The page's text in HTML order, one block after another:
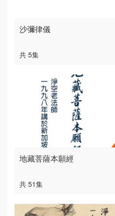
沙彌律儀
共 5集
地藏菩薩本願經
共 51集